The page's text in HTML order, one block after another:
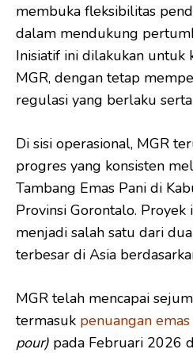
membuka fleksibilitas
dalam mendukung
Inisiatif ini dilakukan untuk
MGR, dengan tetap
regulasi yang berlaku
Di sisi operasional, MGR
progres yang konsisten
Tambang Emas Pani di
Provinsi Gorontalo. Proyek
menjadi salah satu dari
terbesar di Asia
MGR telah mencapai
termasuk penuangan
pour) pada Februari 2026